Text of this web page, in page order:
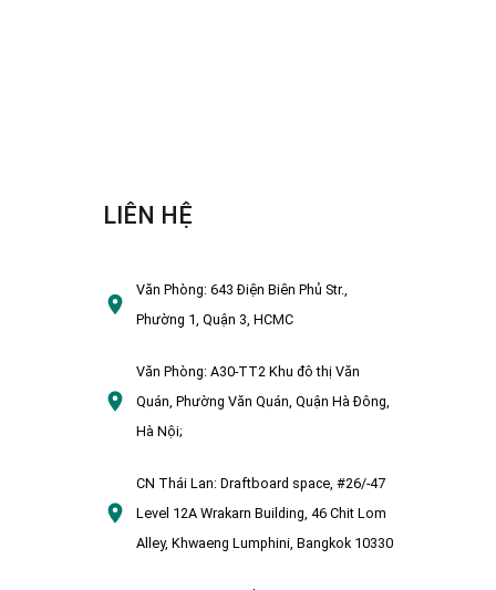
LIÊN HỆ
Văn Phòng:643 Điện Biên Phủ Str.,
Phường 1, Quận 3, HCMC
Văn Phòng:A30-TT2 Khu đô thị Văn
Quán, Phường Văn Quán, Quận Hà Đông,
Hà Nội;
CN Thái Lan: Draftboard space, #26/-47
Level 12A Wrakarn Building, 46 Chit Lom
Alley, Khwaeng Lumphini, Bangkok 10330